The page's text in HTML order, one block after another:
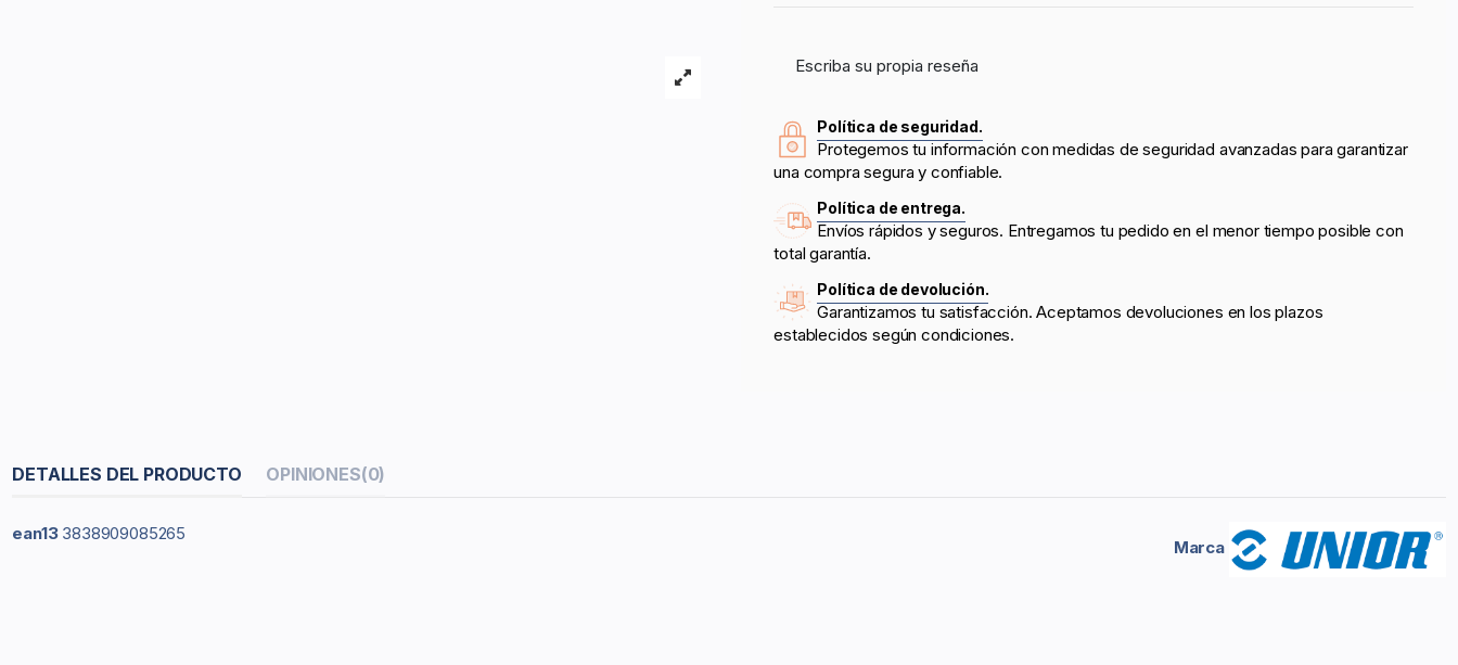
Escriba su propia reseña
Política de seguridad.
Protegemos tu información con medidas de seguridad avanzadas para garantizar
una compra segura y confiable.
Política de entrega.
Envíos rápidos y seguros. Entregamos tu pedido en el menor tiempo posible con
total garantía.
Política de devolución.
Garantizamos tu satisfacción. Aceptamos devoluciones en los plazos
establecidos según condiciones.
DETALLES DEL PRODUCTO OPINIONES(0)
Marca
ean13 3838909085265